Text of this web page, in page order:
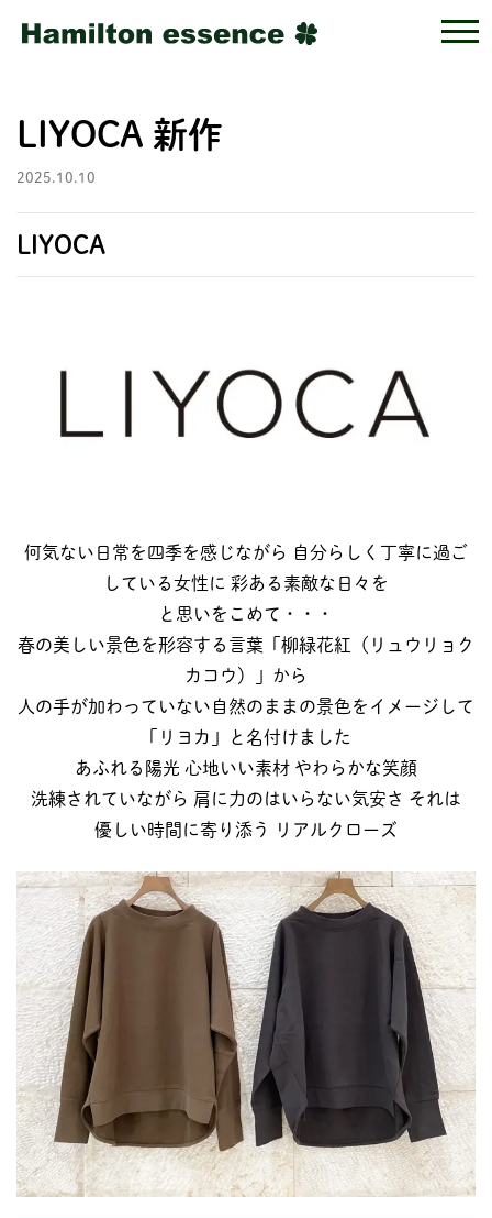
LIYOCA 新作
2025.10.10
LIYOCA
何気ない日常を四季を感じながら 自分らしく丁寧に過ご
している女性に 彩ある素敵な日々を
と思いをこめて・・・
春の美しい景色を形容する言葉「柳緑花紅（リュウリョク
カコウ）」から
人の手が加わっていない自然のままの景色をイメージして
「リヨカ」と名付けました
あふれる陽光 心地いい素材 やわらかな笑顔
洗練されていながら 肩に力のはいらない気安さ それは
優しい時間に寄り添う リアルクローズ